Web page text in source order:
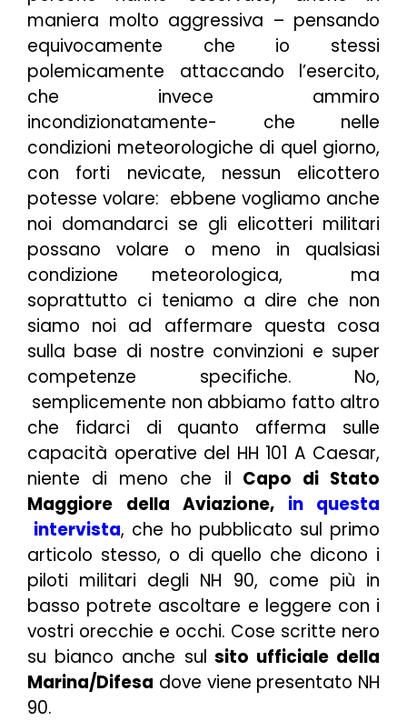
maniera molto aggressiva – pensando
equivocamente che io stessi
polemicamente attaccando l’esercito,
che invece ammiro
incondizionatamente- che nelle
condizioni meteorologiche di quel giorno,
con forti nevicate, nessun elicottero
potesse volare: ebbene vogliamo anche
noi domandarci se gli elicotteri militari
possano volare o meno in qualsiasi
condizione meteorologica, ma
soprattutto ci teniamo a dire che non
siamo noi ad affermare questa cosa
sulla base di nostre convinzioni e super
competenze specifiche. No,
semplicemente non abbiamo fatto altro
che fidarci di quanto afferma sulle
capacità operative del HH 101 A Caesar,
niente di meno che il Capo di Stato
Maggiore della Aviazione, in questa
intervista, che ho pubblicato sul primo
articolo stesso, o di quello che dicono i
piloti militari degli NH 90, come più in
basso potrete ascoltare e leggere con i
vostri orecchie e occhi. Cose scritte nero
su bianco anche sul sito ufficiale della
Marina/Difesa dove viene presentato NH
90.